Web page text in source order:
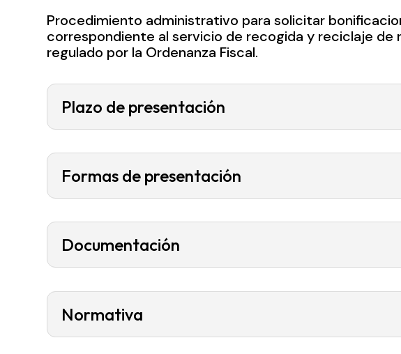
Procedimiento administrativo para solicitar
correspondiente al servicio de recogida y reciclaje de
regulado por la Ordenanza Fiscal.
Plazo de presentación
Formas de presentación
Documentación
Normativa